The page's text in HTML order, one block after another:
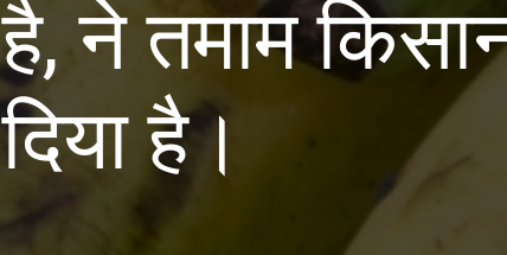
है, ने तमाम
दिया है।